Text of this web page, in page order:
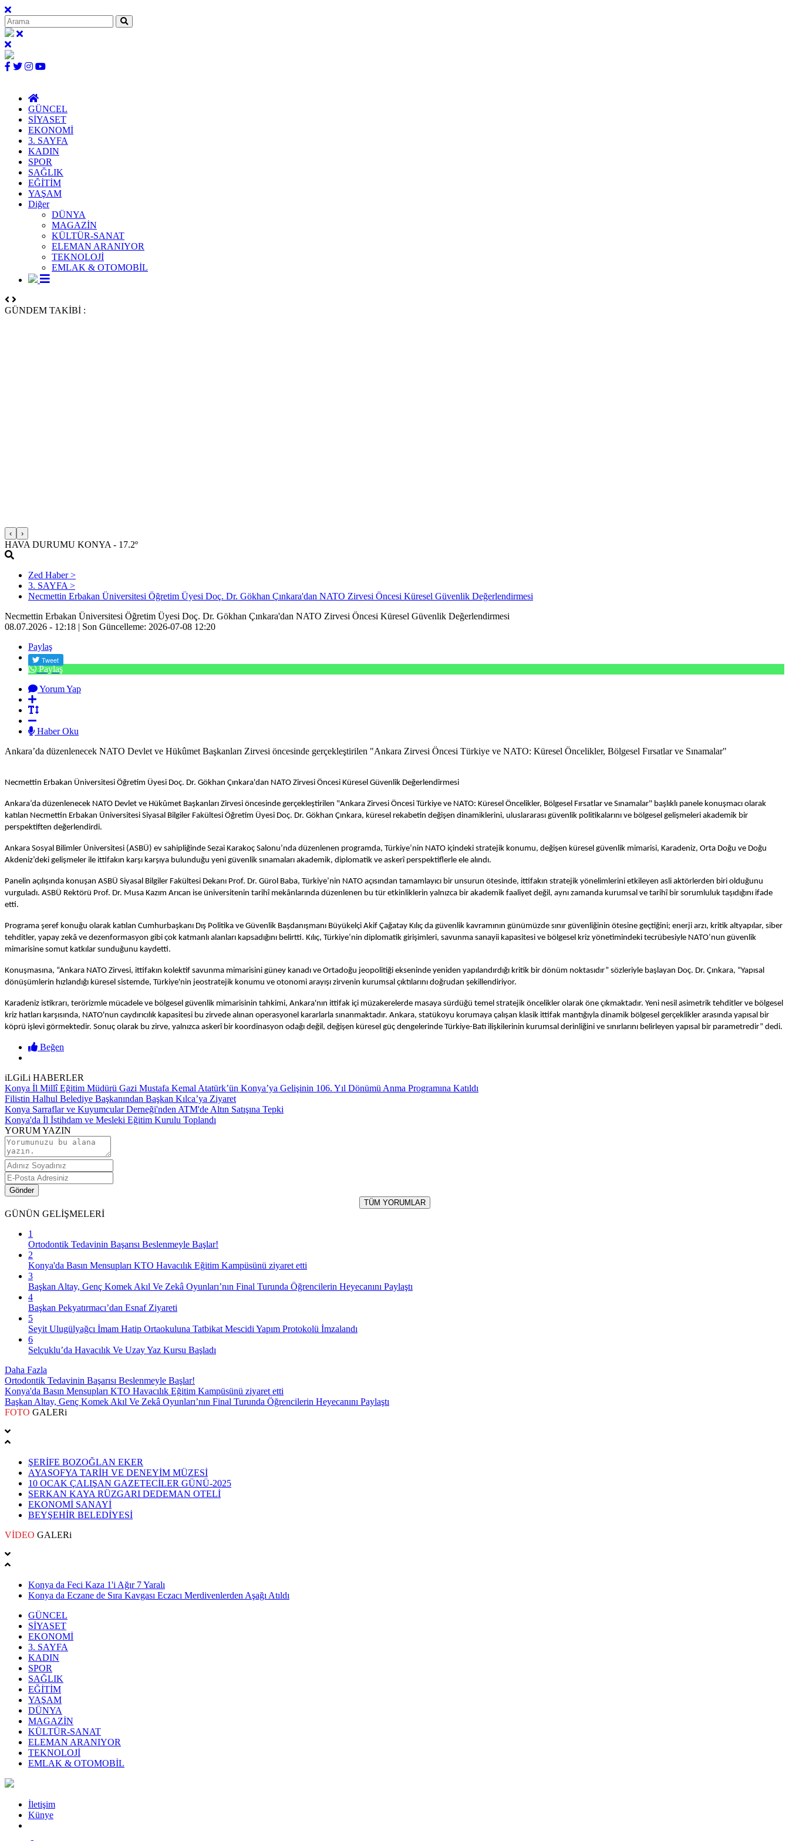
GÜNCEL
SİYASET
EKONOMİ
3. SAYFA
KADIN
SPOR
SAĞLIK
EĞİTİM
YAŞAM
Diğer
DÜNYA
MAGAZİN
KÜLTÜR-SANAT
ELEMAN ARANIYOR
TEKNOLOJİ
EMLAK & OTOMOBİL
GÜNDEM TAKİBİ :
‹ ›
HAVA DURUMU KONYA - 17.2º
Zed Haber >
3. SAYFA >
Necmettin Erbakan Üniversitesi Öğretim Üyesi Doç. Dr. Gökhan Çınkara'dan NATO Zirvesi Öncesi Küresel Güvenlik Değerlendirmesi
Necmettin Erbakan Üniversitesi Öğretim Üyesi Doç. Dr. Gökhan Çınkara'dan NATO Zirvesi Öncesi Küresel Güvenlik Değerlendirmesi
08.07.2026 - 12:18 | Son Güncelleme: 2026-07-08 12:20
Paylaş
Paylaş
Yorum Yap
Haber Oku
Ankara’da düzenlenecek NATO Devlet ve Hükûmet Başkanları Zirvesi öncesinde gerçekleştirilen "Ankara Zirvesi Öncesi Türkiye ve NATO: Küresel Öncelikler, Bölgesel Fırsatlar ve Sınamalar"
Necmettin Erbakan Üniversitesi Öğretim Üyesi Doç. Dr. Gökhan Çınkara'dan NATO Zirvesi Öncesi Küresel Güvenlik Değerlendirmesi
Ankara’da düzenlenecek NATO Devlet ve Hükûmet Başkanları Zirvesi öncesinde gerçekleştirilen "Ankara Zirvesi Öncesi Türkiye ve NATO: Küresel Öncelikler, Bölgesel Fırsatlar ve Sınamalar" başlıklı panele konuşmacı olarak
katılan Necmettin Erbakan Üniversitesi Siyasal Bilgiler Fakültesi Öğretim Üyesi Doç. Dr. Gökhan Çınkara, küresel rekabetin değişen dinamiklerini, uluslararası güvenlik politikalarını ve bölgesel gelişmeleri akademik bir
perspektiften değerlendirdi.
Ankara Sosyal Bilimler Üniversitesi (ASBÜ) ev sahipliğinde Sezai Karakoç Salonu’nda düzenlenen programda, Türkiye’nin NATO içindeki stratejik konumu, değişen küresel güvenlik mimarisi, Karadeniz, Orta Doğu ve Doğu
Akdeniz’deki gelişmeler ile ittifakın karşı karşıya bulunduğu yeni güvenlik sınamaları akademik, diplomatik ve askerî perspektiflerle ele alındı.
Panelin açılışında konuşan ASBÜ Siyasal Bilgiler Fakültesi Dekanı Prof. Dr. Gürol Baba, Türkiye’nin NATO açısından tamamlayıcı bir unsurun ötesinde, ittifakın stratejik yönelimlerini etkileyen asli aktörlerden biri olduğunu
vurguladı. ASBÜ Rektörü Prof. Dr. Musa Kazım Arıcan ise üniversitenin tarihî mekânlarında düzenlenen bu tür etkinliklerin yalnızca bir akademik faaliyet değil, aynı zamanda kurumsal ve tarihî bir sorumluluk taşıdığını ifade
etti.
Programa şeref konuğu olarak katılan Cumhurbaşkanı Dış Politika ve Güvenlik Başdanışmanı Büyükelçi Akif Çağatay Kılıç da güvenlik kavramının günümüzde sınır güvenliğinin ötesine geçtiğini; enerji arzı, kritik altyapılar, siber
tehditler, yapay zekâ ve dezenformasyon gibi çok katmanlı alanları kapsadığını belirtti. Kılıç, Türkiye’nin diplomatik girişimleri, savunma sanayii kapasitesi ve bölgesel kriz yönetimindeki tecrübesiyle NATO’nun güvenlik
mimarisine somut katkılar sunduğunu kaydetti.
Konuşmasına, “Ankara NATO Zirvesi, ittifakın kolektif savunma mimarisini güney kanadı ve Ortadoğu jeopolitiği ekseninde yeniden yapılandırdığı kritik bir dönüm noktasıdır” sözleriyle başlayan Doç. Dr. Çınkara, “Yapısal
dönüşümlerin hızlandığı küresel sistemde, Türkiye'nin jeostratejik konumu ve otonomi arayışı zirvenin kurumsal çıktılarını doğrudan şekillendiriyor.
Karadeniz istikrarı, terörizmle mücadele ve bölgesel güvenlik mimarisinin tahkimi, Ankara'nın ittifak içi müzakerelerde masaya sürdüğü temel stratejik öncelikler olarak öne çıkmaktadır. Yeni nesil asimetrik tehditler ve bölgesel
kriz hatları karşısında, NATO'nun caydırıcılık kapasitesi bu zirvede alınan operasyonel kararlarla sınanmaktadır. Ankara, statükoyu korumaya çalışan klasik ittifak mantığıyla dinamik bölgesel gerçeklikler arasında yapısal bir
köprü işlevi görmektedir. Sonuç olarak bu zirve, yalnızca askerî bir koordinasyon odağı değil, değişen küresel güç dengelerinde Türkiye-Batı ilişkilerinin kurumsal derinliğini ve sınırlarını belirleyen yapısal bir parametredir” dedi.
Beğen
iLGiLi HABERLER
Konya İl Millî Eğitim Müdürü Gazi Mustafa Kemal Atatürk’ün Konya’ya Gelişinin 106. Yıl Dönümü Anma Programına Katıldı
Filistin Halhul Belediye Başkanından Başkan Kılca’ya Ziyaret
Konya Sarraflar ve Kuyumcular Derneği'nden ATM'de Altın Satışına Tepki
Konya'da İl İstihdam ve Mesleki Eğitim Kurulu Toplandı
YORUM YAZIN
Gönder
TÜM YORUMLAR
GÜNÜN GELİŞMELERİ
1
Ortodontik Tedavinin Başarısı Beslenmeyle Başlar!
2
Konya'da Basın Mensupları KTO Havacılık Eğitim Kampüsünü ziyaret etti
3
Başkan Altay, Genç Komek Akıl Ve Zekâ Oyunları’nın Final Turunda Öğrencilerin Heyecanını Paylaştı
4
Başkan Pekyatırmacı’dan Esnaf Ziyareti
5
Seyit Ulugülyağcı İmam Hatip Ortaokuluna Tatbikat Mescidi Yapım Protokolü İmzalandı
6
Selçuklu’da Havacılık Ve Uzay Yaz Kursu Başladı
Daha Fazla
Ortodontik Tedavinin Başarısı Beslenmeyle Başlar!
Konya'da Basın Mensupları KTO Havacılık Eğitim Kampüsünü ziyaret etti
Başkan Altay, Genç Komek Akıl Ve Zekâ Oyunları’nın Final Turunda Öğrencilerin Heyecanını Paylaştı
FOTO GALERi
ŞERİFE BOZOĞLAN EKER
AYASOFYA TARİH VE DENEYİM MÜZESİ
10 OCAK ÇALIŞAN GAZETECİLER GÜNÜ-2025
SERKAN KAYA RÜZGARI DEDEMAN OTELİ
EKONOMİ SANAYİ
BEYŞEHİR BELEDİYESİ
VİDEO GALERi
Konya da Feci Kaza 1'i Ağır 7 Yaralı
Konya da Eczane de Sıra Kavgası Eczacı Merdivenlerden Aşağı Atıldı
GÜNCEL
SİYASET
EKONOMİ
3. SAYFA
KADIN
SPOR
SAĞLIK
EĞİTİM
YAŞAM
DÜNYA
MAGAZİN
KÜLTÜR-SANAT
ELEMAN ARANIYOR
TEKNOLOJİ
EMLAK & OTOMOBİL
İletişim
Künye